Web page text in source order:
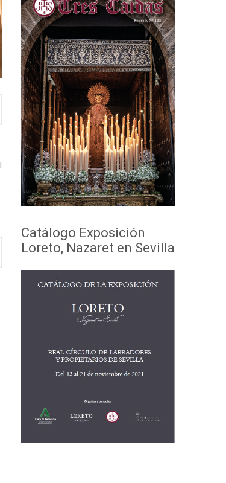
Catálogo Exposición
Loreto, Nazaret en Sevilla